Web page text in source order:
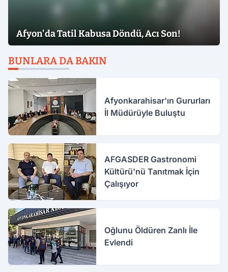
Afyon'da Tatil Kabusa Döndü, Acı Son!
BUNLARA DA BAKIN
Afyonkarahisar'ın Gururları
İl Müdürüyle Buluştu
AFGASDER Gastronomi
Kültürü'nü Tanıtmak İçin
Çalışıyor
Oğlunu Öldüren Zanlı İle
Evlendi